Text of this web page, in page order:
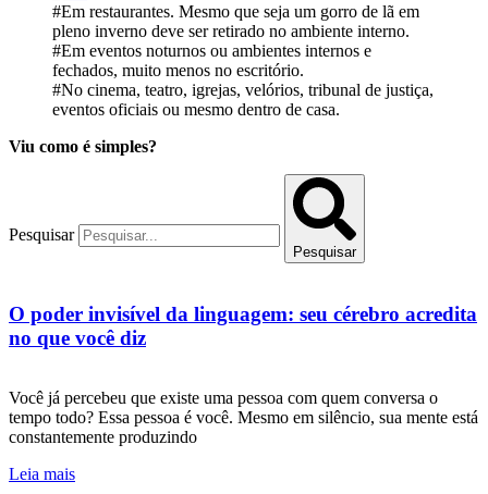
#Em restaurantes. Mesmo que seja um gorro de lã em
pleno inverno deve ser retirado no ambiente interno.
#Em eventos noturnos ou ambientes internos e
fechados, muito menos no escritório.
#No cinema, teatro, igrejas, velórios, tribunal de justiça,
eventos oficiais ou mesmo dentro de casa.
Viu como é simples?
Pesquisar
Pesquisar
O poder invisível da linguagem: seu cérebro acredita
no que você diz
Você já percebeu que existe uma pessoa com quem conversa o
tempo todo? Essa pessoa é você. Mesmo em silêncio, sua mente está
constantemente produzindo
Leia mais